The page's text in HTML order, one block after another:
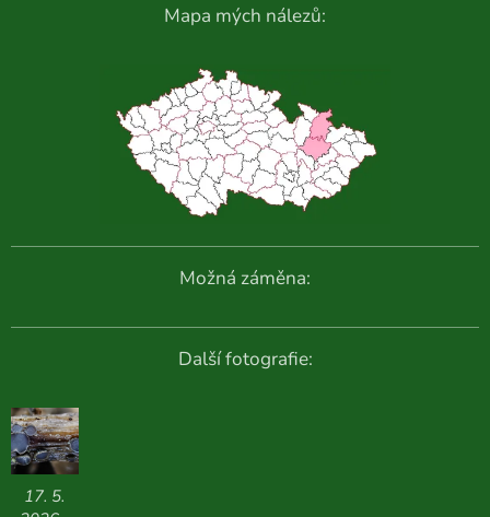
Mapa mých nálezů:
Možná záměna:
Další fotografie:
17. 5.